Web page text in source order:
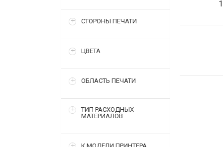
СТОРОНЫ ПЕЧАТИ
ЦВЕТА
ОБЛАСТЬ ПЕЧАТИ
ТИП РАСХОДНЫХ
МАТЕРИАЛОВ